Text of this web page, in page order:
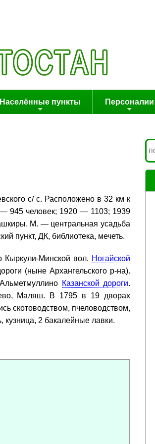
Населённые пункты Персоналии
с/ с. Расположено в 32 км к
— 945 человек; 1920 — 1103; 1939
М. — центральная усадьба
пункт, ДК, библиотека, мечеть.
Кыркули-Минской вол. Ногайской
(ныне Архангельского р-на).
Казанской дороги.
Маляш. В 1795 в 19 дворах
скотоводством, пчеловодством,
2 бакалейные лавки.